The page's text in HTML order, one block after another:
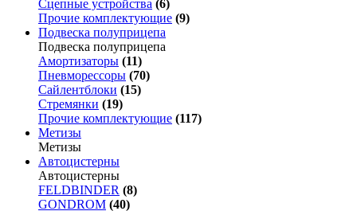
Сцепные устройства (6)
Прочие комплектующие (9)
Подвеска полуприцепа
Подвеска полуприцепа
Амортизаторы (11)
Пневморессоры (70)
Сайлентблоки (15)
Стремянки (19)
Прочие комплектующие (117)
Метизы
Метизы
Автоцистерны
Автоцистерны
FELDBINDER (8)
GONDROM (40)